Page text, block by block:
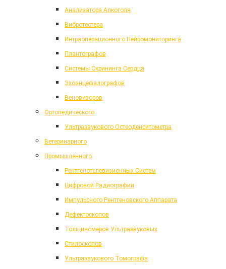
Анализатора Алкоголя
Вибротестера
Интраоперационного Нейромониторинга
Плантографов
Системы Скрининга Сердца
Эхоэнцефалографов
Веновизоров
Ортопедического
Ультразвукового Остеоденситометра
Ветеринарного
Промышленного
Рентгенотелевизионных Систем
Цифровой Радиографии
Импульсного Рентгеновского Аппарата
Дефектоскопов
Толщиномеров Ультразвуковых
Стилоскопов
Ультразвукового Томографа